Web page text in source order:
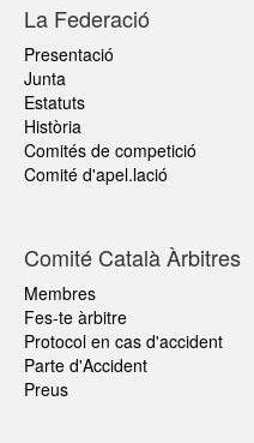
La Federació
Presentació
Junta
Estatuts
Història
Comités de competició
Comité d'apel.lació
Comité Català Àrbitres
Membres
Fes-te àrbitre
Protocol en cas d'accident
Parte d'Accident
Preus